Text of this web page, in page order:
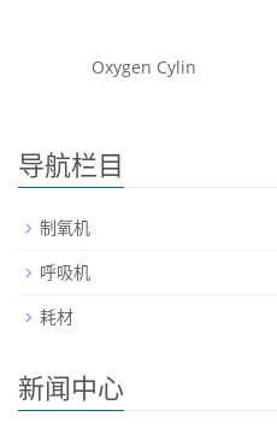
Oxygen Cylin
导航栏目
制氧机
呼吸机
耗材
新闻中心